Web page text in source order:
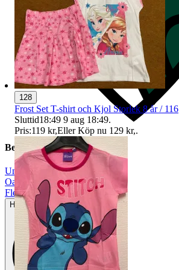
Beskrivning
Unisex
Oanvänt
Flerfärgad
Helt ny och aldrig använd
128
Frost Set T-shirt och Kjol Storlek 8 år / 116
Sluttid18:49 9 aug 18:49.
Pris:119 kr,Eller Köp nu 129 kr,.